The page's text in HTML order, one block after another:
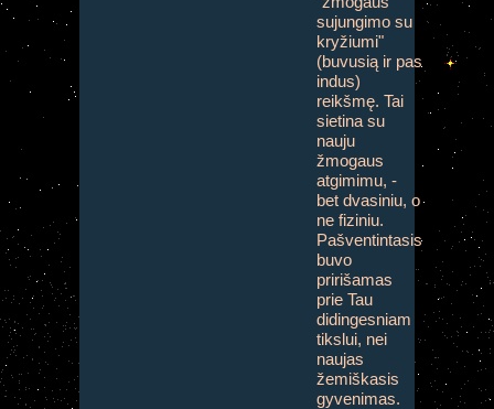
sujungimo su
kryžiumi"
(buvusią ir pas
indus)
reikšmę. Tai
sietina su
nauju
žmogaus
atgimimu, -
bet dvasiniu, o
ne fiziniu.
Pašventintasis
buvo
pririšamas
prie Tau
didingesniam
tikslui, nei
naujas
žemiškasis
gyvenimas.